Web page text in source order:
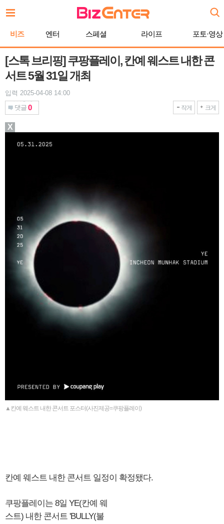
문
기
비즈 엔터 스페셜 라이프 포토·영상
[스톡 브리핑] 쿠팡플레이, 칸예 웨스트 내한 콘
서트 5월 31일 개최
입력 2025-04-08 14:00
댓글 0 작게 크게
▲칸예 웨스트 내한 콘서트 포스터(사진제공=쿠팡플레이)
칸예 웨스트 내한 콘서트 일정이 확정됐다.
쿠팡플레이는 8일 YE(칸예 웨
스트) 내한 콘서트 'BULLY(불
X